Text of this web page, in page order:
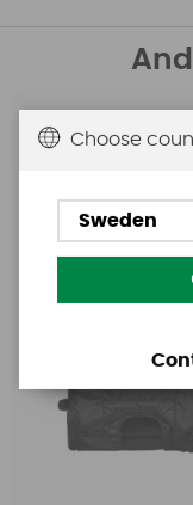
MysticChoose
Sweden